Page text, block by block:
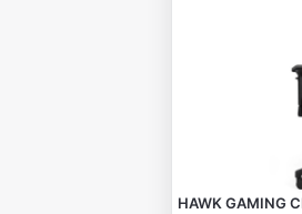
HAWK GAMING